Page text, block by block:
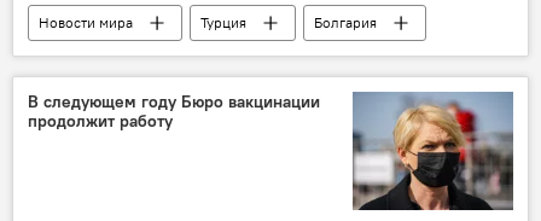
Новости мира Турция
Болгария
Пресс-дайджест
В следующем году Бюро вакцинации
продолжит работу